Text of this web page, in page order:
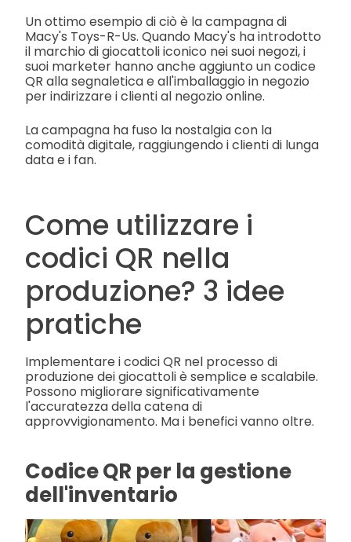
Un ottimo esempio di ciò è la campagna di
Macy's Toys-R-Us. Quando Macy's ha introdotto
il marchio di giocattoli iconico nei suoi negozi, i
suoi marketer hanno anche aggiunto un codice
QR alla segnaletica e all'imballaggio in negozio
per indirizzare i clienti al negozio online.
La campagna ha fuso la nostalgia con la
comodità digitale, raggiungendo i clienti di lunga
data e i fan.
Come utilizzare i
codici QR nella
produzione? 3 idee
pratiche
Implementare i codici QR nel processo di
produzione dei giocattoli è semplice e scalabile.
Possono migliorare significativamente
l'accuratezza della catena di
approvvigionamento. Ma i benefici vanno oltre.
Codice QR per la gestione
dell'inventario